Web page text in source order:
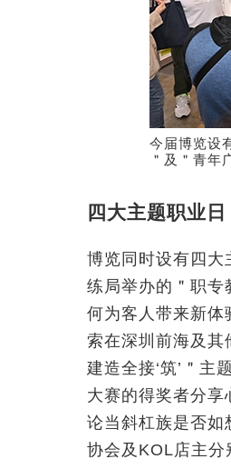
今届博览设
＂及＂青年
四大主题职业
博览同时设有四大
练局举办的＂职专
何为客人带来新体
索在深圳前海及其
建造全接‘筑’＂主
大赛的得奖者分
论当斜杠族是否如
协会及KOL店主分